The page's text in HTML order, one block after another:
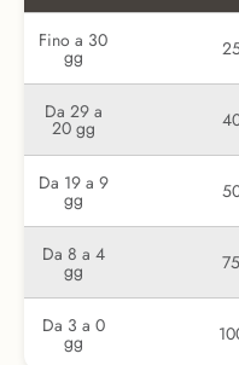
Fino a 30
gg
Da 29 a
20 gg
Da 19 a 9
gg
Da 8 a 4
gg
Da 3 a 0
gg